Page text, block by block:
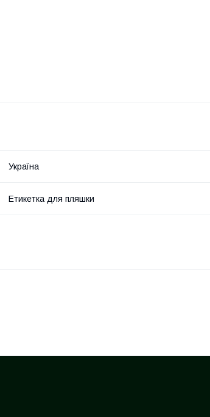
Україна
Етикетка для пляшки